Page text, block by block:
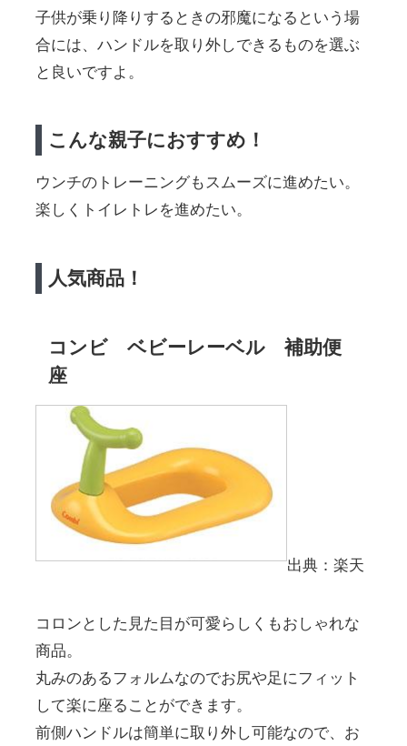
子供が乗り降りするときの邪魔になるという場
合には、ハンドルを取り外しできるものを選ぶ
と良いですよ。
こんな親子におすすめ！
ウンチのトレーニングもスムーズに進めたい。
楽しくトイレトレを進めたい。
人気商品！
コンビ ベビーレーベル 補助便
座
出典：楽天
コロンとした見た目が可愛らしくもおしゃれな
商品。
丸みのあるフォルムなのでお尻や足にフィット
して楽に座ることができます。
前側ハンドルは簡単に取り外し可能なので、お